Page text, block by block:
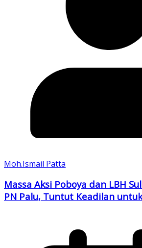
Moh.Ismail Patta
Massa Aksi Poboya dan LBH
PN Palu, Tuntut Keadilan